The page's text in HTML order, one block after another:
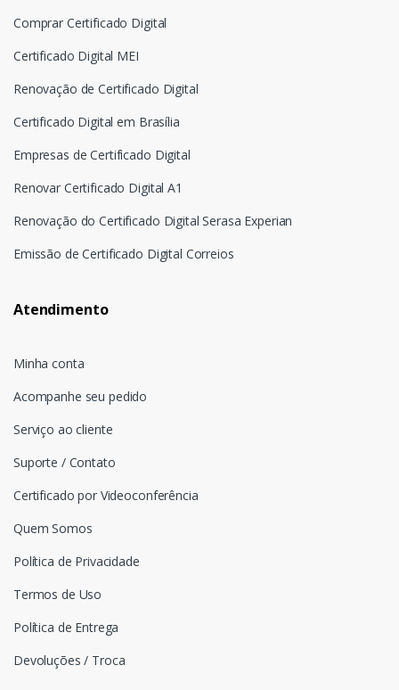
Comprar Certificado Digital
Certificado Digital MEI
Renovação de Certificado Digital
Certificado Digital em Brasília
Empresas de Certificado Digital
Renovar Certificado Digital A1
Renovação do Certificado Digital Serasa Experian
Emissão de Certificado Digital Correios
Atendimento
Minha conta
Acompanhe seu pedido
Serviço ao cliente
Suporte / Contato
Certificado por Videoconferência
Quem Somos
Política de Privacidade
Termos de Uso
Política de Entrega
Devoluções / Troca